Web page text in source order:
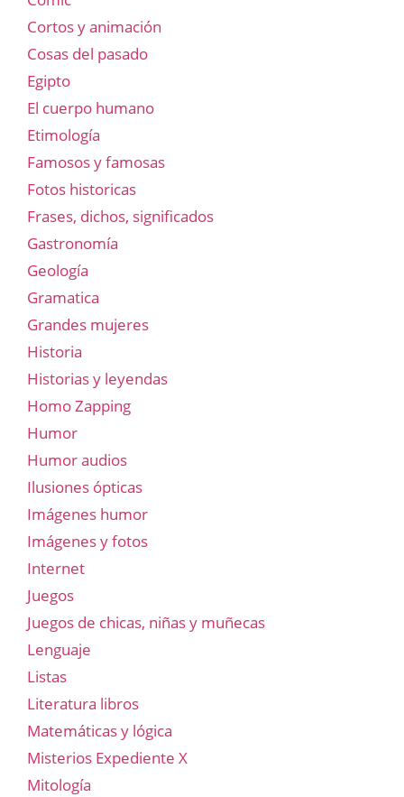
Cortos y animación
Cosas del pasado
Egipto
El cuerpo humano
Etimología
Famosos y famosas
Fotos historicas
Frases, dichos, significados
Gastronomía
Geología
Gramatica
Grandes mujeres
Historia
Historias y leyendas
Homo Zapping
Humor
Humor audios
Ilusiones ópticas
Imágenes humor
Imágenes y fotos
Internet
Juegos
Juegos de chicas, niñas y muñecas
Lenguaje
Listas
Literatura libros
Matemáticas y lógica
Misterios Expediente X
Mitología